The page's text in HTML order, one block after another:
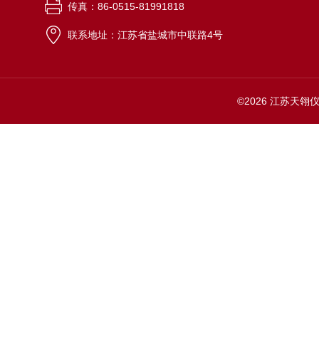
传真：86-0515-81991818
联系地址：江苏省盐城市中联路4号
©2026 江苏天翎